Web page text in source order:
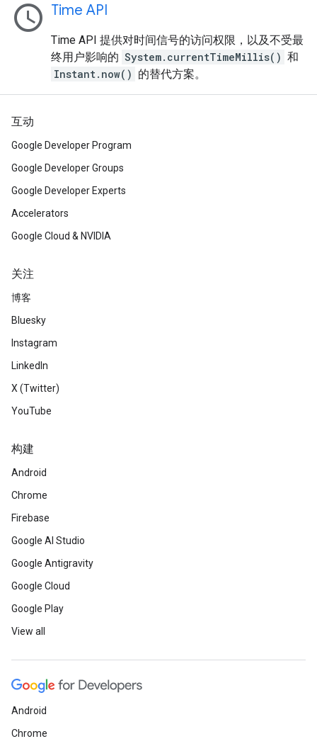
schedule Time API
Time API 提供对时间信号的访问权限，以及不受最
终用户影响的 System.currentTimeMillis() 和
Instant.now() 的替代方案。
互动
Google Developer Program
Google Developer Groups
Google Developer Experts
Accelerators
Google Cloud & NVIDIA
关注
博客
Bluesky
Instagram
LinkedIn
X (Twitter)
YouTube
构建
Android
Chrome
Firebase
Google AI Studio
Google Antigravity
Google Cloud
Google Play
View all
Android
Chrome